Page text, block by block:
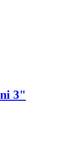
3"